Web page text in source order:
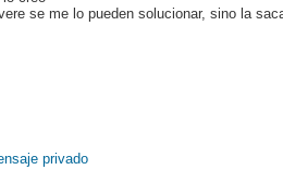
se me lo pueden solucionar, sino la